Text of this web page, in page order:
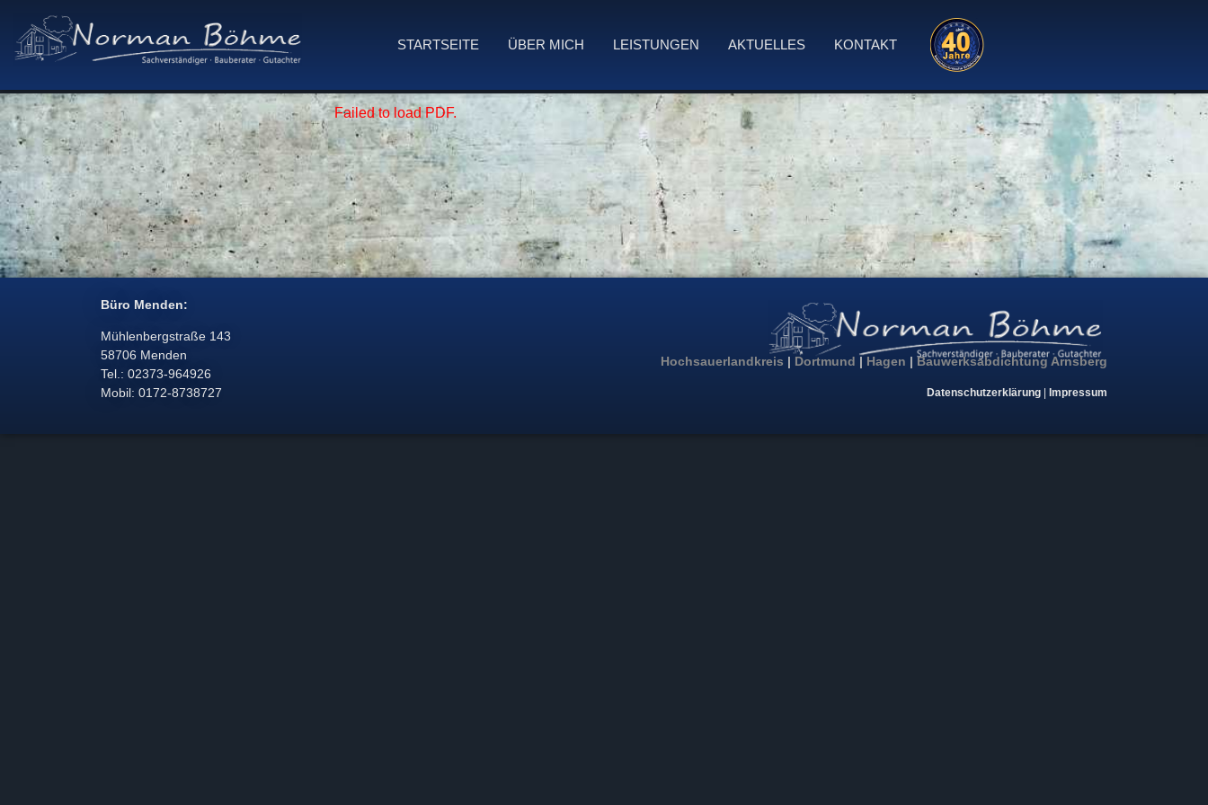
STARTSEITE ÜBER MICH LEISTUNGEN AKTUELLES KONTAKT
Failed to load PDF.
Büro Menden:
Mühlenbergstraße 143
58706 Menden
Tel.: 02373-964926
Mobil: 0172-8738727
Hochsauerlandkreis | Dortmund | Hagen | Bauwerksabdichtung Arnsberg
Datenschutzerklärung | Impressum